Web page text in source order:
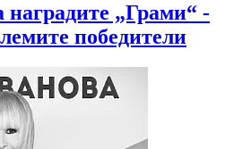
наградите „Грами“ -
победители